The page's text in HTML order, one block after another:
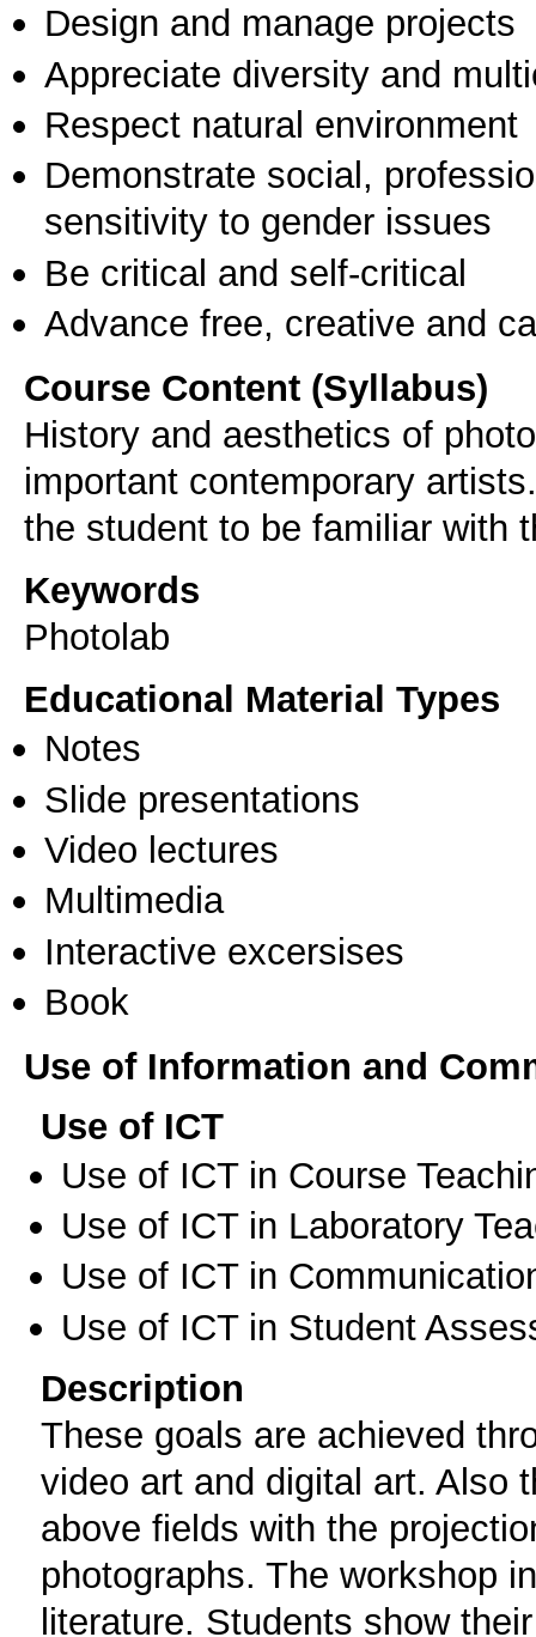
Design and manage projects
Appreciate diversity and
Respect natural environment
Demonstrate social,
sensitivity to gender issues
Be critical and self-critical
Advance free, creative and
Course Content (Syllabus)
History and aesthetics of
important contemporary
the student to be familiar with
Keywords
Photolab
Educational Material Types
Notes
Slide presentations
Video lectures
Multimedia
Interactive excersises
Book
Use of Information and
Use of ICT
Use of ICT in Course
Use of ICT in Laboratory
Use of ICT in
Use of ICT in Student
Description
These goals are achieved
video art and digital art. Also
above fields with the
photographs. The workshop
literature. Students show